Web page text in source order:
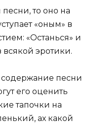
то оно на
«оным» в
«Останься» и
всякой эротики.
песни
его оценить
тапочки на
ах какой